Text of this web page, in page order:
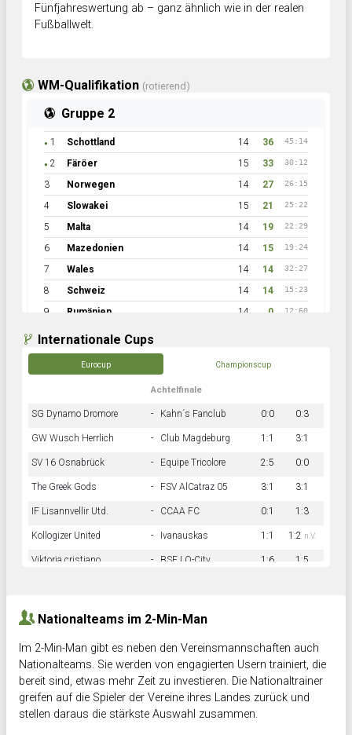
Fünfjahreswertung ab – ganz ähnlich wie in der realen
Fußballwelt.
WM-Qualifikation (rotierend)
Gruppe 2
● 1 Schottland 14 36 45:14
● 2 Färöer 15 33 30:12
3 Norwegen 14 27 26:15
4 Slowakei 15 21 25:22
5 Malta 14 19 22:29
6 Mazedonien 14 15 19:24
7 Wales 14 14 32:27
8 Schweiz 14 14 15:23
9 Rumänien 14 0 12:60
Internationale Cups
Eurocup Championscup
Achtelfinale
SG Dynamo Dromore - Kahn´s Fanclub 0:0 0:3
GW Wusch Herrlich - Club Magdeburg 1:1 3:1
SV 16 Osnabrück - Equipe Tricolore 2:5 0:0
The Greek Gods - FSV AlCatraz 05 3:1 3:1
IF Lisannvellir Utd. - CCAA FC 0:1 1:3
Kollogizer United - Ivanauskas 1:1 1:2 n.V.
Viktoria cristiano - BSF LO-City 1:6 1:5
Nationalteams im 2-Min-Man
Im 2-Min-Man gibt es neben den Vereinsmannschaften auch
Nationalteams. Sie werden von engagierten Usern trainiert, die
bereit sind, etwas mehr Zeit zu investieren. Die Nationaltrainer
greifen auf die Spieler der Vereine ihres Landes zurück und
stellen daraus die stärkste Auswahl zusammen.